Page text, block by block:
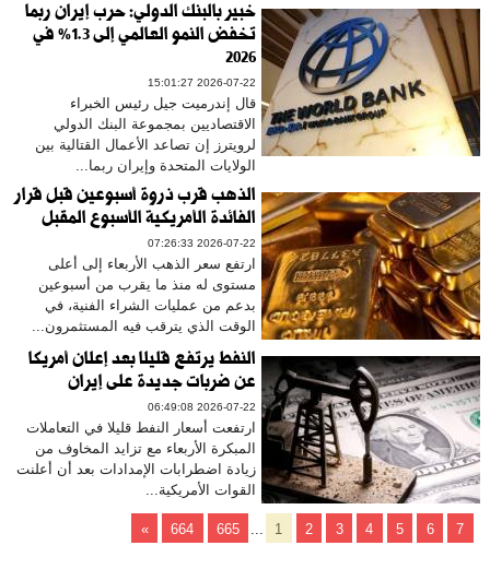
خبير بالبنك الدولي: حرب إيران ربما
تخفض النمو العالمي إلى 1.3% في
2026
2026-07-22 15:01:27
قال إندرميت جيل رئيس الخبراء
الاقتصاديين بمجموعة البنك الدولي
لرويترز إن تصاعد الأعمال القتالية بين
الولايات المتحدة وإيران ربما...
الذهب قرب ذروة أسبوعين قبل قرار
الفائدة الأمريكية الأسبوع المقبل
2026-07-22 07:26:33
ارتفع سعر الذهب الأربعاء إلى أعلى
مستوى له منذ ما يقرب من أسبوعين
بدعم من عمليات الشراء الفنية، في
الوقت الذي يترقب فيه المستثمرون...
النفط يرتفع قليلا بعد إعلان أمريكا
عن ضربات جديدة على إيران
2026-07-22 06:49:08
ارتفعت أسعار النفط قليلا في التعاملات
المبكرة الأربعاء مع تزايد المخاوف من
زيادة اضطرابات الإمدادات بعد أن أعلنت
القوات الأمريكية...
1 2 3 4 5 6 7
664 665
»